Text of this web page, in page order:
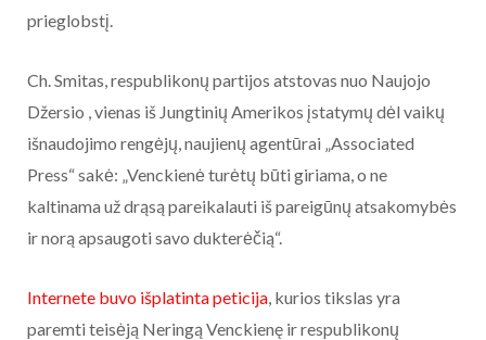
prieglobstį.
Ch. Smitas, respublikonų partijos atstovas nuo Naujojo
Džersio , vienas iš Jungtinių Amerikos įstatymų dėl vaikų
išnaudojimo rengėjų, naujienų agentūrai „Associated
Press“ sakė: „Venckienė turėtų būti giriama, o ne
kaltinama už drąsą pareikalauti iš pareigūnų atsakomybės
ir norą apsaugoti savo dukterėčią“.
Internete buvo išplatinta peticija , kurios tikslas yra
paremti teisėją Neringą Venckienę ir respublikonų